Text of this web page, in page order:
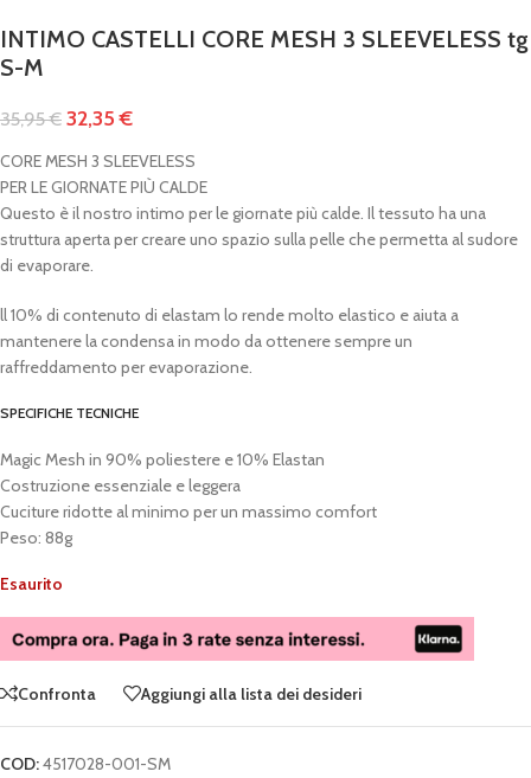
INTIMO CASTELLI CORE MESH 3 SLEEVELESS tg
S-M
35,95€ 32,35€
CORE MESH 3 SLEEVELESS
PER LE GIORNATE PIÙ CALDE
Questo è il nostro intimo per le giornate più calde. Il tessuto ha una
struttura aperta per creare uno spazio sulla pelle che permetta al sudore
di evaporare.
ll 10% di contenuto di elastam lo rende molto elastico e aiuta a
mantenere la condensa in modo da ottenere sempre un
raffreddamento per evaporazione.
SPECIFICHE TECNICHE
Magic Mesh in 90% poliestere e 10% Elastan
Costruzione essenziale e leggera
Cuciture ridotte al minimo per un massimo comfort
Peso: 88g
Esaurito
Confronta Aggiungi alla lista dei desideri
COD:4517028-001-SM